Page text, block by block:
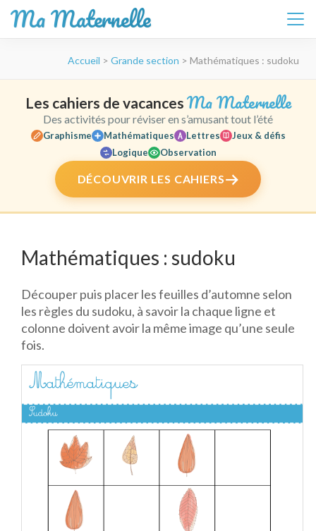
Ma Maternelle
(Pressez
Entrée)
Accueil > Grande section > Mathématiques : sudoku
Les cahiers de vacances Ma Maternelle
Des activités pour réviser en s’amusant tout l’été
Graphisme Mathématiques Lettres
Jeux & défis
Logique
Observation
DÉCOUVRIR LES CAHIERS
Mathématiques : sudoku
Découper puis placer les feuilles d’automne selon
les règles du sudoku, à savoir la chaque ligne et
colonne doivent avoir la même image qu’une seule
fois.